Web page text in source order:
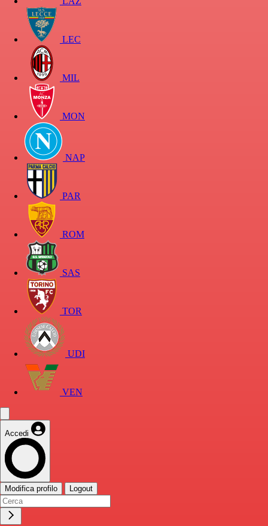
LEC
MIL
MON
NAP
PAR
ROM
SAS
TOR
UDI
VEN
Accedi
Modifica profilo Logout